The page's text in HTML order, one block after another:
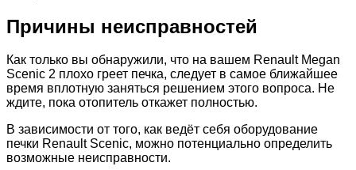
Причины неисправностей
Как только вы обнаружили, что на вашем Renault Megan
Scenic 2 плохо греет печка, следует в самое ближайшее
время вплотную заняться решением этого вопроса. Не
ждите, пока отопитель откажет полностью.
В зависимости от того, как ведёт себя оборудование
печки Renault Scenic, можно потенциально определить
возможные неисправности.